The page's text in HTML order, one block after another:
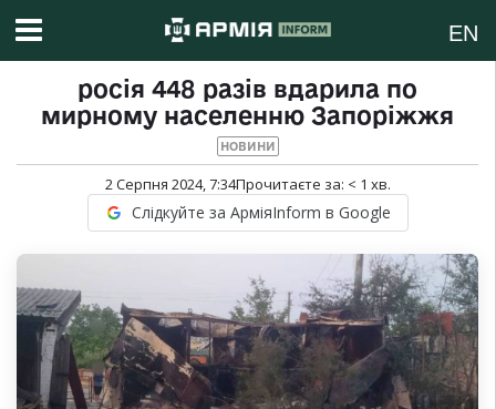
EN
росія 448 разів вдарила по
мирному населенню Запоріжжя
НОВИНИ
2 Серпня 2024, 7:34Прочитаєте за: < 1 хв.
Слідкуйте за АрміяInform в Google